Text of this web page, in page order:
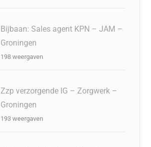
Bijbaan: Sales agent KPN – JAM –
Groningen
198 weergaven
Zzp verzorgende IG – Zorgwerk –
Groningen
193 weergaven